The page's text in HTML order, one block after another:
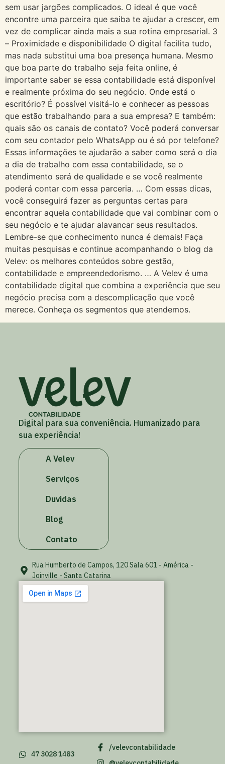
sem usar jargões complicados. O ideal é que você
encontre uma parceira que saiba te ajudar a crescer, em
vez de complicar ainda mais a sua rotina empresarial. 3
– Proximidade e disponibilidade O digital facilita tudo,
mas nada substitui uma boa presença humana. Mesmo
que boa parte do trabalho seja feita online, é
importante saber se essa contabilidade está disponível
e realmente próxima do seu negócio. Onde está o
escritório? É possível visitá-lo e conhecer as pessoas
que estão trabalhando para a sua empresa? E também:
quais são os canais de contato? Você poderá conversar
com seu contador pelo WhatsApp ou é só por telefone?
Essas informações te ajudarão a saber como será o dia
a dia de trabalho com essa contabilidade, se o
atendimento será de qualidade e se você realmente
poderá contar com essa parceria. … Com essas dicas,
você conseguirá fazer as perguntas certas para
encontrar aquela contabilidade que vai combinar com o
seu negócio e te ajudar alavancar seus resultados.
Lembre-se que conhecimento nunca é demais! Faça
muitas pesquisas e continue acompanhando o blog da
Velev: os melhores conteúdos sobre gestão,
contabilidade e empreendedorismo. … A Velev é uma
contabilidade digital que combina a experiência que seu
negócio precisa com a descomplicação que você
merece. Conheça os segmentos que atendemos.
Digital para sua conveniência. Humanizado para
sua experiência!
A Velev
Serviços
Duvidas
Blog
Contato
Rua Humberto de Campos, 120 Sala 601 - América -
Joinville - Santa Catarina
/velevcontabilidade
47 3028 1483